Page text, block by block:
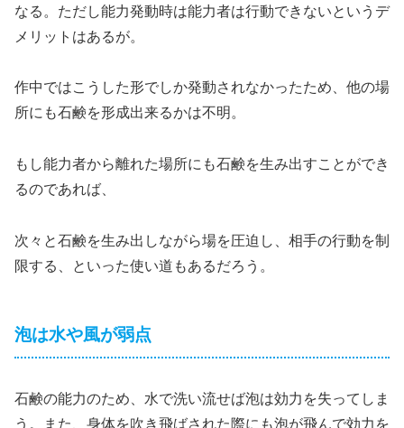
なる。ただし能力発動時は能力者は行動できないというデ
メリットはあるが。
作中ではこうした形でしか発動されなかったため、他の場
所にも石鹸を形成出来るかは不明。
もし能力者から離れた場所にも石鹸を生み出すことができ
るのであれば、
次々と石鹸を生み出しながら場を圧迫し、相手の行動を制
限する、といった使い道もあるだろう。
泡は水や風が弱点
石鹸の能力のため、水で洗い流せば泡は効力を失ってしま
う。また、身体を吹き飛ばされた際にも泡が飛んで効力を